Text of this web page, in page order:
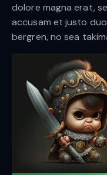
dolore magna erat,
accusam et justo
bergren, no sea